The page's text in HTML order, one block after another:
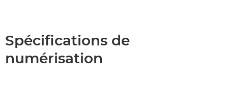
Spécifications de
numérisation